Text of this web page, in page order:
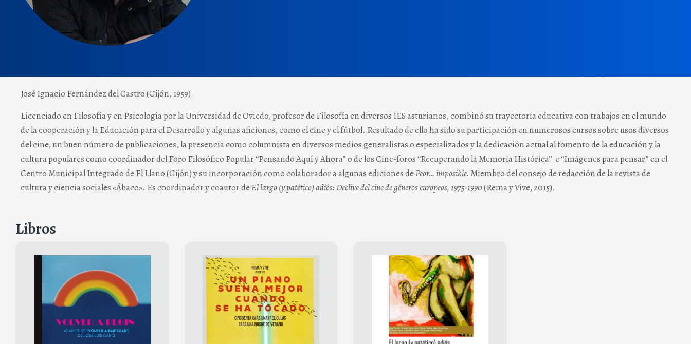
José Ignacio Fernández del Castro (Gijón, 1959)
Licenciado en Filosofía y en Psicología por la Universidad de Oviedo, profesor de Filosofía en diversos IES asturianos, combinó su trayectoria educativa con trabajos en el mundo
de la cooperación y la Educación para el Desarrollo y algunas aficiones, como el cine y el fútbol. Resultado de ello ha sido su participación en numerosos cursos sobre usos diversos
del cine, un buen número de publicaciones, la presencia como columnista en diversos medios generalistas o especializados y la dedicación actual al fomento de la educación y la
cultura populares como coordinador del Foro Filosófico Popular “Pensando Aquí y Ahora” o de los Cine-foros “Recuperando la Memoria Histórica” e “Imágenes para pensar” en el
Centro Municipal Integrado de El Llano (Gijón) y su incorporación como colaborador a algunas ediciones dePeor… imposible. Miembro del consejo de redacción de la revista de
cultura y ciencia sociales «Ábaco». Es coordinador y coautor deEl largo (y patético) adiós: Declive del cine de géneros europeos, 1975-1990(Rema y Vive, 2015).
Libros